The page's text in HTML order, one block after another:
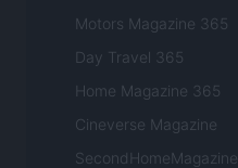
Motors Magazine 365
Day Travel 365
Home Magazine 365
Cineverse Magazine
SecondHomeMagazine